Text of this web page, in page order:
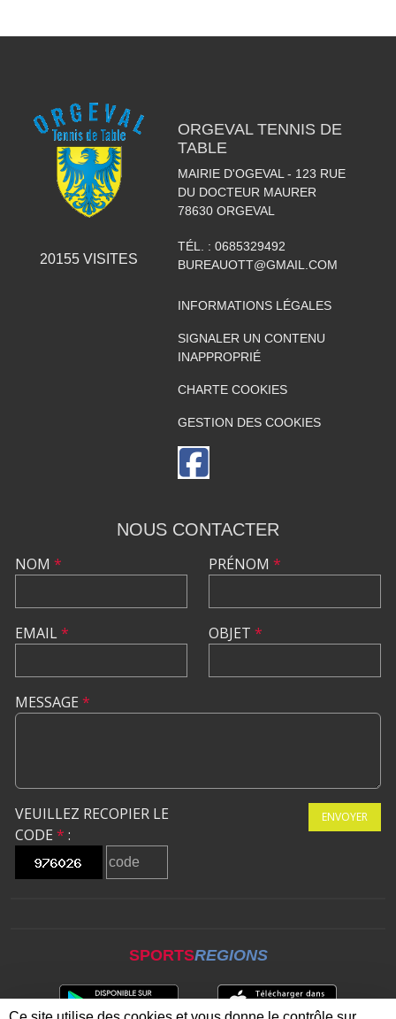
20155VISITES
ORGEVAL TENNIS DE
TABLE
MAIRIE D'OGEVAL - 123 RUE
DU DOCTEUR MAURER
78630 ORGEVAL
TÉL. : 0685329492
BUREAUOTT@GMAIL.COM
INFORMATIONS LÉGALES
SIGNALER UN CONTENU
INAPPROPRIÉ
CHARTE COOKIES
GESTION DES COOKIES
NOUS CONTACTER
NOM *
EMAIL*
PRÉNOM *
OBJET *
MESSAGE *
VEUILLEZ RECOPIER LE
CODE * :
ENVOYER
SPORTSREGIONS